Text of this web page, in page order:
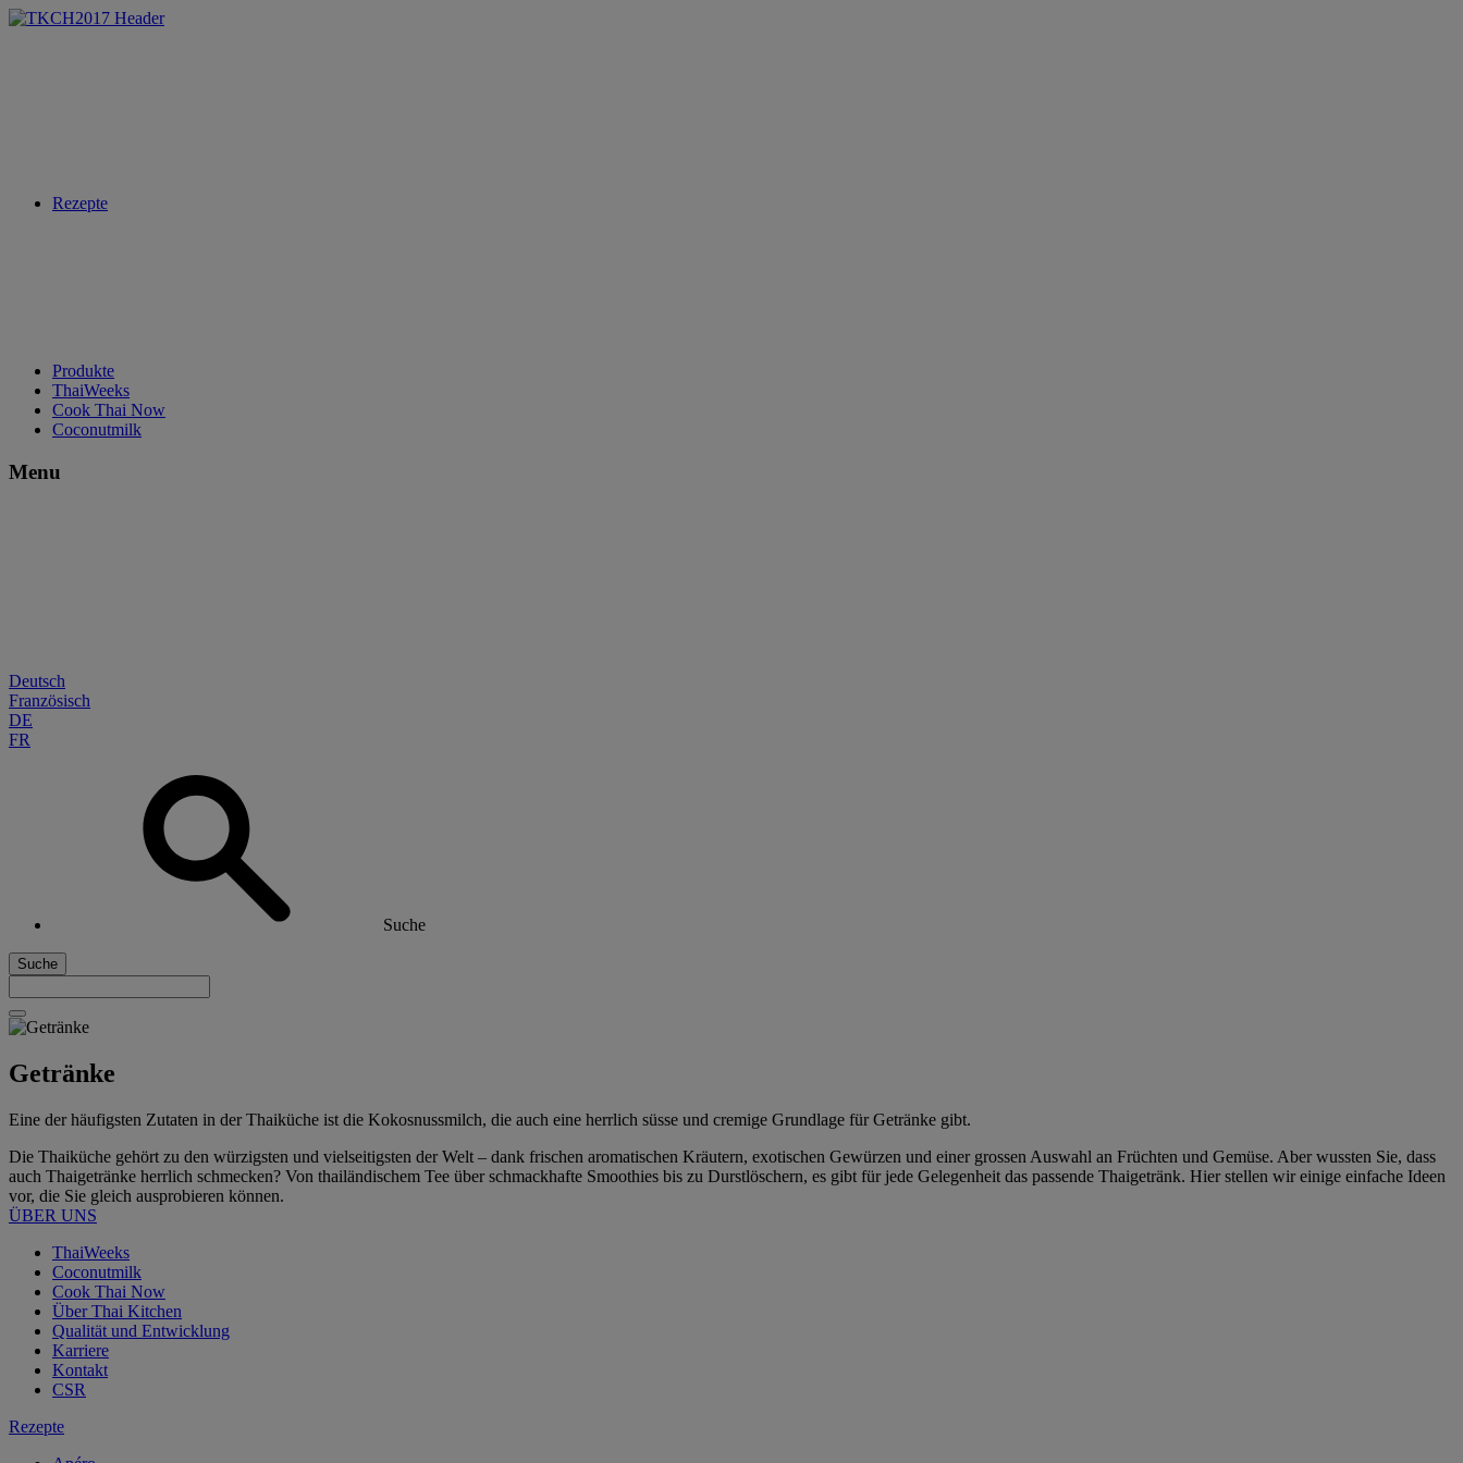
Rezepte
Produkte
ThaiWeeks
Cook Thai Now
Coconutmilk
Menu
Deutsch
Französisch
DE
FR
Suche
Suche
Getränke
Eine der häufigsten Zutaten in der Thaiküche ist die Kokosnussmilch, die auch eine herrlich süsse und cremige Grundlage für Getränke gibt.
Die Thaiküche gehört zu den würzigsten und vielseitigsten der Welt – dank frischen aromatischen Kräutern, exotischen Gewürzen und einer grossen Auswahl an Früchten und Gemüse. Aber wussten Sie, dass
auch Thaigetränke herrlich schmecken? Von thailändischem Tee über schmackhafte Smoothies bis zu Durstlöschern, es gibt für jede Gelegenheit das passende Thaigetränk. Hier stellen wir einige einfache Ideen
vor, die Sie gleich ausprobieren können.
ÜBER UNS
ThaiWeeks
Coconutmilk
Cook Thai Now
Über Thai Kitchen
Qualität und Entwicklung
Karriere
Kontakt
CSR
Rezepte